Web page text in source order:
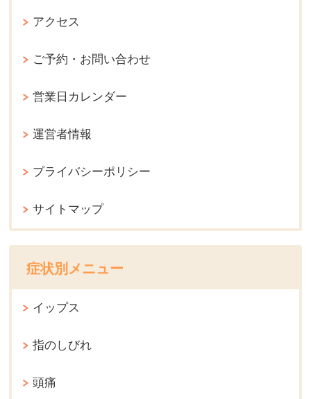
アクセス
ご予約・お問い合わせ
営業日カレンダー
運営者情報
プライバシーポリシー
サイトマップ
症状別メニュー
イップス
指のしびれ
頭痛